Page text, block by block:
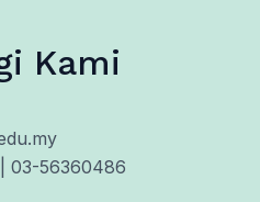
Kami
03-56360486